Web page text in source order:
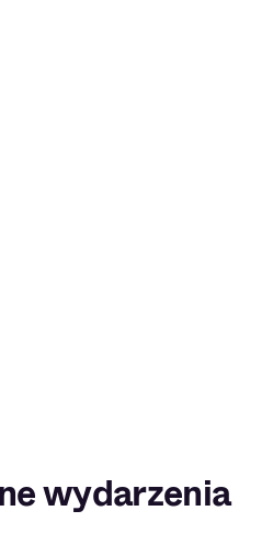
wydarzenia